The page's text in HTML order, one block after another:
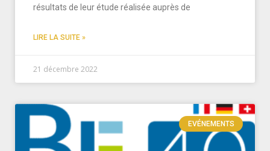
résultats de leur étude réalisée auprès de
LIRE LA SUITE »
21 décembre 2022
EVÉNEMENTS